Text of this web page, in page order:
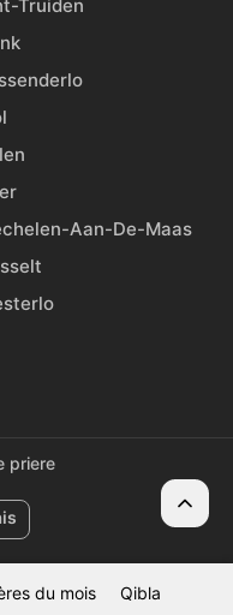
du mois Qibla
Truiden
Aan-De-Maas
priere